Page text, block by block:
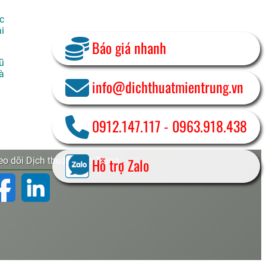
dõi Dịch thuật Miền Trung
Báo giá nhanh
info@dichthuatmientrung.vn
0912.147.117- 0963.918.438
Hỗ trợ Zalo